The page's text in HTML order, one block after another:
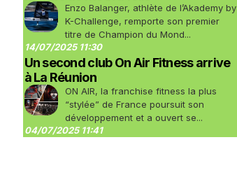
Enzo Balanger, athlète de l’Akademy by
K-Challenge, remporte son premier
titre de Champion du Mond...
14/07/2025 11:30
Un second club On Air Fitness arrive
à La Réunion
ON AIR, la franchise fitness la plus
“stylée” de France poursuit son
développement et a ouvert se...
04/07/2025 11:41